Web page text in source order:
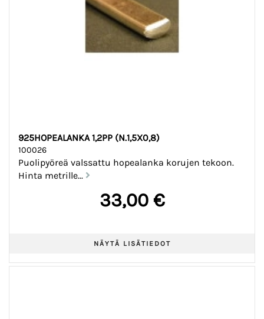
925HOPEALANKA 1,2PP (N.1,5X0,8)
100026
Puolipyöreä valssattu hopealanka korujen tekoon.
Hinta metrille...
33,00 €